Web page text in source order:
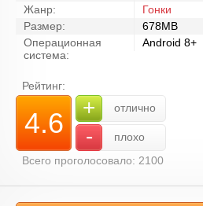
Жанр:
Гонки
Размер:
678MB
Операционная
система:
Android 8+
Рейтинг:
4.6 + отлично
-
плохо
Всего проголосовало: 2100